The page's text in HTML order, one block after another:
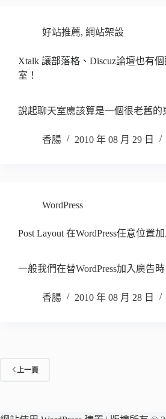
好站推薦, 網站架設
Xtalk 讓部落格、Discuz論壇也有
室！
說起聊天室應該算是一個很老舊
香腸 2010 年 08 月 29 日
WordPress
Post Layout 在WordPress任意位置
一般我們在替WordPress加入廣告
香腸 2010 年 08 月 28 日
上一頁